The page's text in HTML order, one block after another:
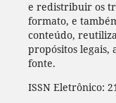
e redistribuir os
formato, e
conteúdo,
propósitos legais,
fonte.
ISSN Eletrônico: